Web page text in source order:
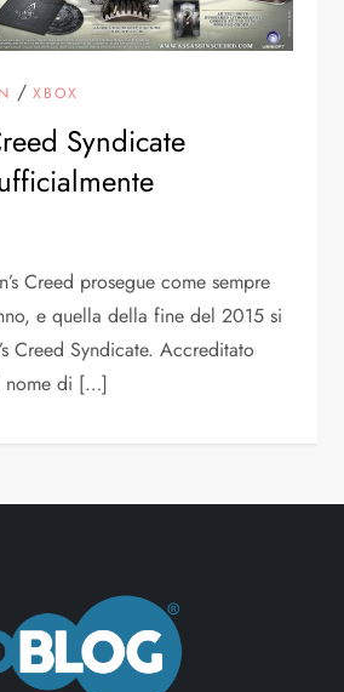
/XBOX
Syndicate
Creed prosegue come sempre
e quella della fine del 2015 si
Creed Syndicate. Accreditato
nome di […]